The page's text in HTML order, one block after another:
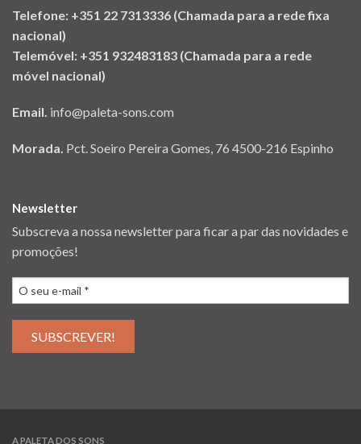
Telefone: +351 22 7313336 (Chamada para a rede fixa
nacional)
Telemóvel: +351 932483183 (Chamada para a rede
móvel nacional)
Email. info@paleta-sons.com
Morada. Pct. Soeiro Pereira Gomes, 76 4500-216 Espinho
Newsletter
Subscreva a nossa newsletter para ficar a par das novidades e
promoções!
A PALETA DOS SONS